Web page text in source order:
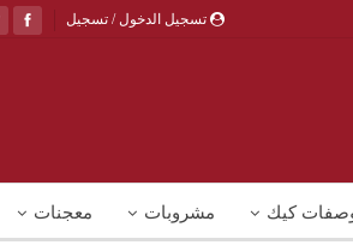
تسجيل الدخول / تسجيل
كيك مشروبات معجنات